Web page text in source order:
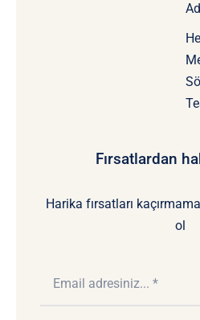
Fırsatlardan
Harika fırsatları
ol